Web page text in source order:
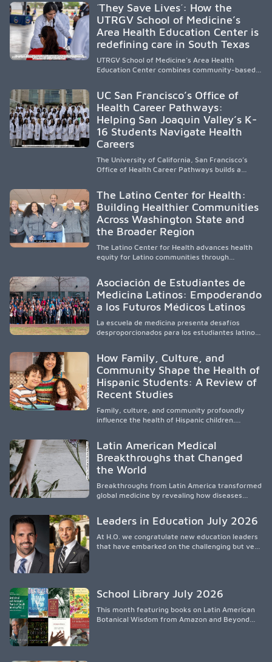
representation, greater access, targeted
support, and participation are needed to
strengthen the future physician workforce.
´They Save Lives´: How the
UTRGV School of Medicine’s
Area Health Education Center is
redefining care in South Texas
UTRGV School of Medicine’s Area Health
Education Center combines community-based
underserved South Texas. By training culturally
responsive physicians while removing barriers
to care, the program transforms lives,
strengthens communities and creates a lasting
cycle of service and hope.
UC San Francisco’s Office of
Health Career Pathways:
Helping San Joaquin Valley’s K-
16 Students Navigate Health
Careers
The University of California, San Francisco’s
Office of Health Career Pathways builds a
clinical experiences for K-16 students in
California’s San Joaquin Valley, helping
underserved communities overcome barriers
and pursue health careers.
The Latino Center for Health:
Building Healthier Communities
Across Washington State and
the Broader Region
The Latino Center for Health advances health
equity for Latino communities through
academic partnerships. By expanding culturally
responsive care and training diverse health
professionals, it addresses persistent
and the broader WWAMI region.
Asociación de Estudiantes de
Medicina Latinos: Empoderando
a los Futuros Médicos Latinos
La escuela de medicina presenta desafíos
desproporcionados para los estudiantes latinos
orientar, educar y defender a los futuros
médicos, reducir las inequidades en la medicina
y fortalecer una atención de la salud
culturalmente sensible mediante el desarrollo
de liderazgo, el servicio, la investigación y la
participación en políticas públicas.
How Family, Culture, and
Community Shape the Health of
Hispanic Students: A Review of
Recent Studies
Family, culture, and community profoundly
influence the health of Hispanic children.
socioeconomic conditions, maternal health, and
access to supportive resources, highlighting the
need for culturally responsive interventions
environmental barriers.
Latin American Medical
Breakthroughs that Changed
the World
Breakthroughs from Latin America transformed
global medicine by revealing how diseases
treatments.
Leaders in Education July 2026
At H.O. we congratulate new education leaders
that have embarked on the challenging but very
School Library July 2026
This month featuring books on Latin American
Botanical Wisdom from Amazon and Beyond